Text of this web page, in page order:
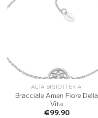
ALTA BIGIOTTERIA
Bracciale Amen Fiore Della
Vita
€99.90